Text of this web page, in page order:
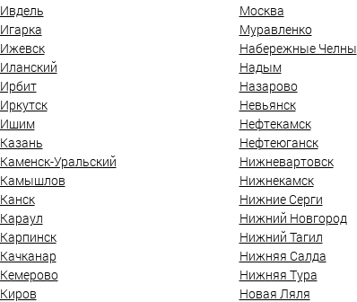
Ивдель
Игарка
Ижевск
Иланский
Ирбит
Иркутск
Ишим
Казань
Каменск-Уральский
Камышлов
Канск
Караул
Карпинск
Качканар
Кемерово
Киров
Москва
Муравленко
Набережные Челны
Надым
Назарово
Невьянск
Нефтекамск
Нефтеюганск
Нижневартовск
Нижнекамск
Нижние Серги
Нижний Новгород
Нижний Тагил
Нижняя Салда
Нижняя Тура
Новая Ляля